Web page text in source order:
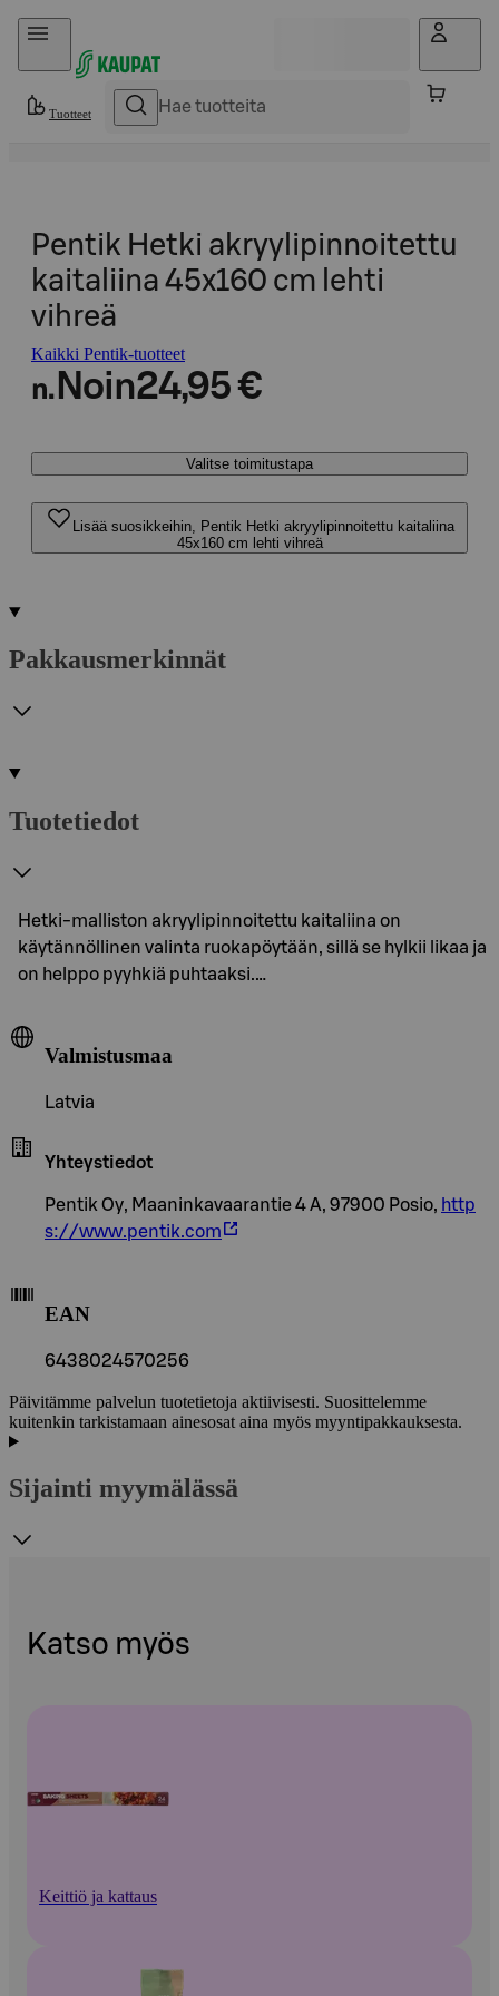
Hyppää sisältöön
Tuotteet
Pentik Hetki akryylipinnoitettu
kaitaliina 45x160 cm lehti
vihreä
Kaikki Pentik-tuotteet
n. Noin24,95 €
Valitse toimitustapa
Lisää suosikkeihin, Pentik Hetki akryylipinnoitettu kaitaliina
45x160 cm lehti vihreä
Pakkausmerkinnät
Tuotetiedot
Hetki-malliston akryylipinnoitettu kaitaliina on
käytännöllinen valinta ruokapöytään, sillä se hylkii likaa ja
on helppo pyyhkiä puhtaaksi.…
Valmistusmaa
Latvia
Yhteystiedot
Pentik Oy, Maaninkavaarantie 4 A, 97900 Posio, http
s://www.pentik.com
EAN
6438024570256
Päivitämme palvelun tuotetietoja aktiivisesti. Suosittelemme
kuitenkin tarkistamaan ainesosat aina myös myyntipakkauksesta.
Sijainti myymälässä
Katso myös
Keittiö ja kattaus